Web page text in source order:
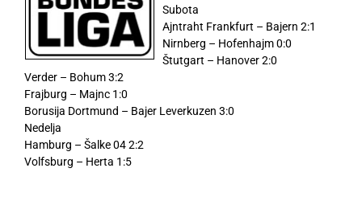
Subota
Ajntraht Frankfurt – Bajern 2:1
Nirnberg – Hofenhajm 0:0
Štutgart – Hanover 2:0
Verder – Bohum 3:2
Frajburg – Majnc 1:0
Borusija Dortmund – Bajer Leverkuzen 3:0
Nedelja
Hamburg – Šalke 04 2:2
Volfsburg – Herta 1:5